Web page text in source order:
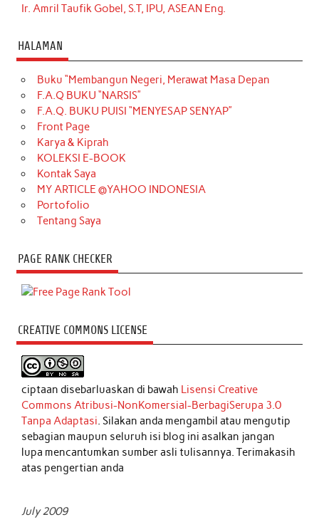
Ir. Amril Taufik Gobel, S.T, IPU, ASEAN Eng.
HALAMAN
Buku “Membangun Negeri, Merawat Masa Depan
F.A.Q BUKU “NARSIS”
F.A.Q. BUKU PUISI “MENYESAP SENYAP”
Front Page
Karya & Kiprah
KOLEKSI E-BOOK
Kontak Saya
MY ARTICLE @YAHOO INDONESIA
Portofolio
Tentang Saya
PAGE RANK CHECKER
CREATIVE COMMONS LICENSE
ciptaan disebarluaskan di bawah Lisensi Creative
Commons Atribusi-NonKomersial-BerbagiSerupa 3.0
Tanpa Adaptasi. Silakan anda mengambil atau mengutip
sebagian maupun seluruh isi blog ini asalkan jangan
lupa mencantumkan sumber asli tulisannya. Terimakasih
atas pengertian anda
July 2009